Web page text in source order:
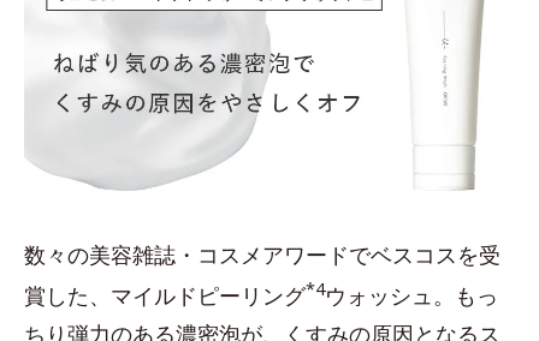
数々の美容雑誌・コスメアワードでベスコスを受
賞した、マイルドピーリング*4ウォッシュ。もっ
ちり弾力のある濃密泡が、くすみの原因となるス